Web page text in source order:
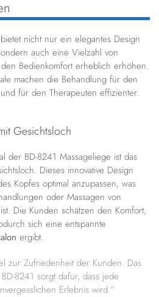
nicht nur ein elegantes Design
auch eine Vielzahl von
Bedienkomfort erheblich erhöhen.
machen die Behandlung für den
für den Therapeuten effizienter.
Gesichtsloch
der BD-8241 Massageliege ist das
Dieses innovative Design
Kopfes optimal anzupassen, was
oder Massagen von
Die Kunden schätzen den Komfort,
sich eine entspannte
ergibt.
zur Zufriedenheit der Kunden. Das
8241 sorgt dafür, dass jede
Erlebnis wird.“